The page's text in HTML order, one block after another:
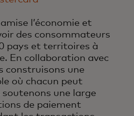
l’économie et
des consommateurs
pays et territoires à
En collaboration avec
construisons une
où chacun peut
une large
de paiement